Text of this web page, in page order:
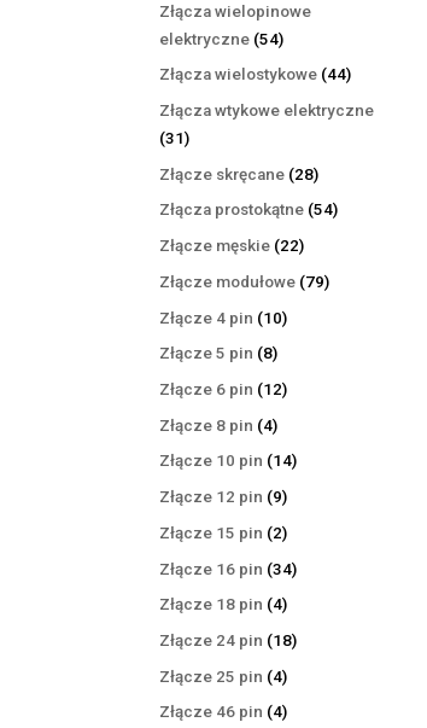
Złącza wielopinowe
elektryczne 5454
produkty
Złącza wielostykowe 4444
Złącza wtykowe elektryczne
3131
produktów
Złącze skręcane 2828
produktów
Złącza prostokątne 5454
Złącze męskie 2222
produkty
Złącze modułowe 7979
Złącze 4 pin 1010
Złącze 5 pin 88
produktów
Złącze 6 pin 1212
Złącze 8 pin 44
produkty
Złącze 10 pin 1414
Złącze 12 pin 99
produktów
Złącze 15 pin 22
produkty
Złącze 16 pin 3434
Złącze 18 pin 44
produkty
Złącze 24 pin 1818
Złącze 25 pin 44
produkty
Złącze 46 pin 44